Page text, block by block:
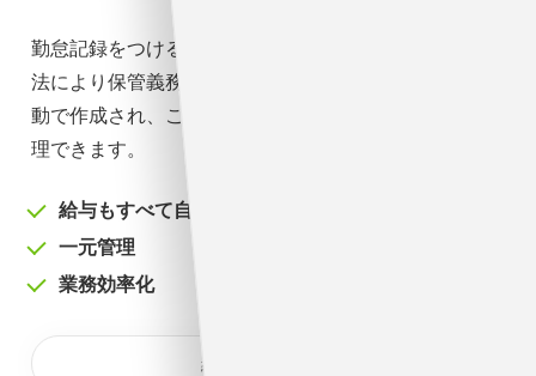
勤怠記録をつけるだけで自動で給与を算出。労働基準
法により保管義務のある各種帳簿（法定三帳簿）も自
動で作成され、このサービス1つだけで従業員を一元管
理できます。
給与もすべて自動計算
一元管理
業務効率化
給与計算について